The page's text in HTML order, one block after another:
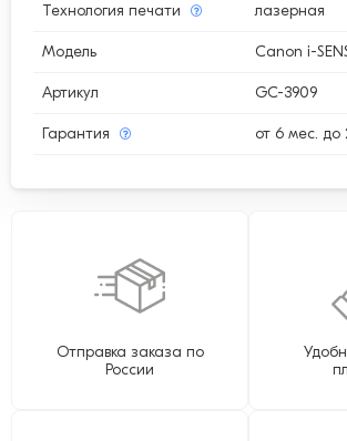
Технология печати лазерная
Модель Canon i-
Артикул GC-3909
Гарантия от 6 мес. до
Отправка заказа по
России